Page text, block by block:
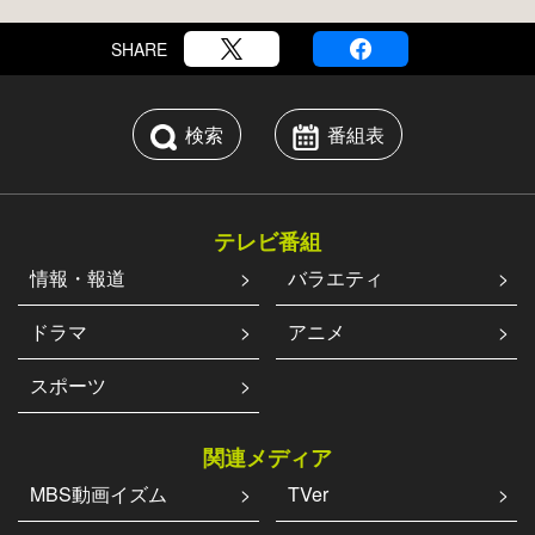
SHARE
検索 番組表
テレビ番組
情報・報道
バラエティ
ドラマ
アニメ
スポーツ
関連メディア
MBS動画イズム TVer